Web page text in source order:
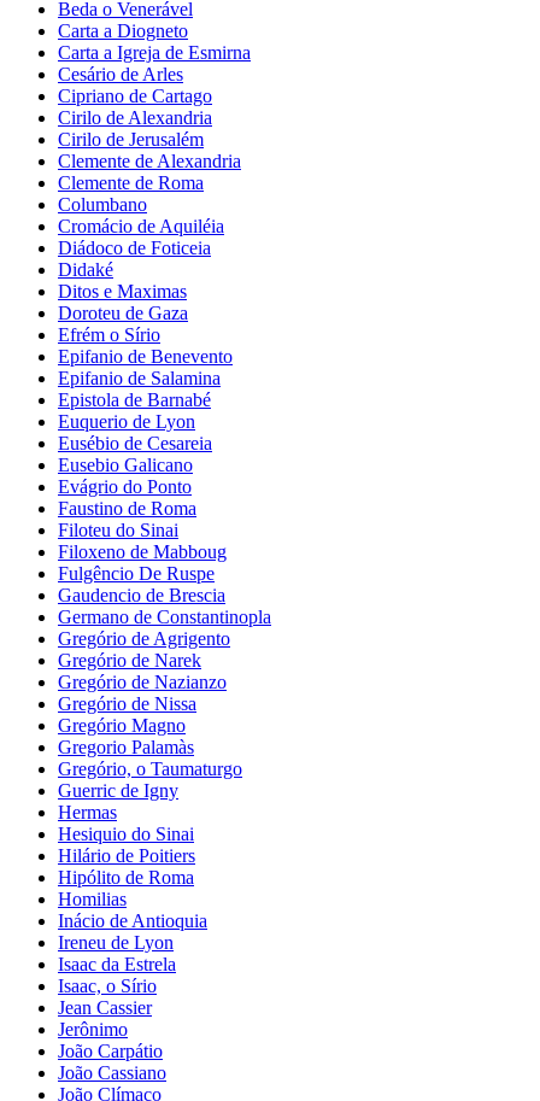
Beda o Venerável
Carta a Diogneto
Carta a Igreja de Esmirna
Cesário de Arles
Cipriano de Cartago
Cirilo de Alexandria
Cirilo de Jerusalém
Clemente de Alexandria
Clemente de Roma
Columbano
Cromácio de Aquiléia
Diádoco de Foticeia
Didaké
Ditos e Maximas
Doroteu de Gaza
Efrém o Sírio
Epifanio de Benevento
Epifanio de Salamina
Epistola de Barnabé
Euquerio de Lyon
Eusébio de Cesareia
Eusebio Galicano
Evágrio do Ponto
Faustino de Roma
Filoteu do Sinai
Filoxeno de Mabboug
Fulgêncio De Ruspe
Gaudencio de Brescia
Germano de Constantinopla
Gregório de Agrigento
Gregório de Narek
Gregório de Nazianzo
Gregório de Nissa
Gregório Magno
Gregorio Palamàs
Gregório, o Taumaturgo
Guerric de Igny
Hermas
Hesiquio do Sinai
Hilário de Poitiers
Hipólito de Roma
Homilias
Inácio de Antioquia
Ireneu de Lyon
Isaac da Estrela
Isaac, o Sírio
Jean Cassier
Jerônimo
João Carpátio
João Cassiano
João Clímaco